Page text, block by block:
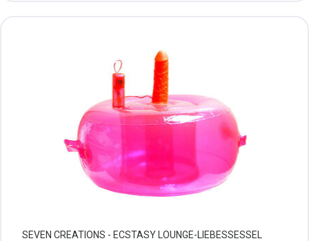
SEVEN CREATIONS - ECSTASY LOUNGE-LIEBESSESSEL